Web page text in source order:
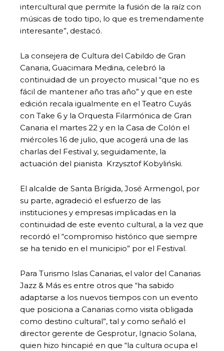
intercultural que permite la fusión de la raíz con
músicas de todo tipo, lo que es tremendamente
interesante”, destacó.
La consejera de Cultura del Cabildo de Gran
Canaria, Guacimara Medina, celebró la
continuidad de un proyecto musical “que no es
fácil de mantener año tras año” y que en este
edición recala igualmente en el Teatro Cuyás
con Take 6 y la Orquesta Filarmónica de Gran
Canaria el martes 22 y en la Casa de Colón el
miércoles 16 de julio, que acogerá una de las
charlas del Festival y, seguidamente, la
actuación del pianista Krzysztof Kobyliński.
El alcalde de Santa Brígida, José Armengol, por
su parte, agradeció el esfuerzo de las
instituciones y empresas implicadas en la
continuidad de este evento cultural, a la vez que
recordó el “compromiso histórico que siempre
se ha tenido en el municipio” por el Festival.
Para Turismo Islas Canarias, el valor del Canarias
Jazz & Más es entre otros que “ha sabido
adaptarse a los nuevos tiempos con un evento
que posiciona a Canarias como visita obligada
como destino cultural”, tal y como señaló el
director gerente de Gesprotur, Ignacio Solana,
quien hizo hincapié en que “la cultura ocupa el